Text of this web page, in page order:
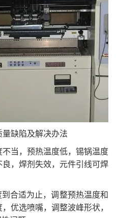
量缺陷及解决办法
当，预热温度低，锡锅温度
，焊剂失效，元件引线可焊
合适为止，调整预热温度和
优选喷嘴，调整波峰形状，